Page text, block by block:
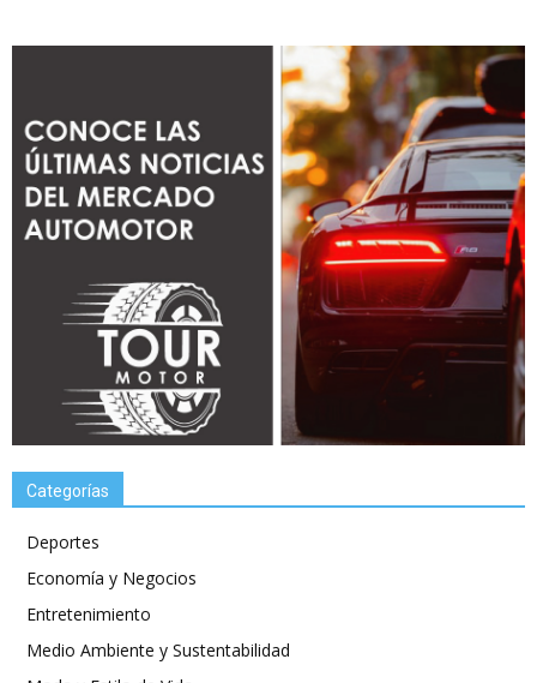
Categorías
Deportes
Economía y Negocios
Entretenimiento
Medio Ambiente y Sustentabilidad